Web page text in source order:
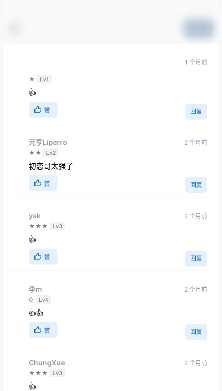
ㅤ
★ Lv1
👍
赞 回复
元亨Liperro
★★ Lv2
2 个月前
初恋哥太强了
赞 回复
ysk
★★★
2 个月前
👍
赞 回复
李m
☪ Lv4
2 个月前
👍👍